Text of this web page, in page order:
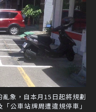
象，自本月15日起將規劃
公車站牌周遭違規停車」